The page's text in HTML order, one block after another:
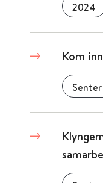
2024
Kom